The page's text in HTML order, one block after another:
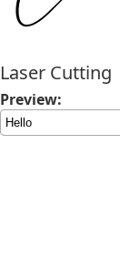
Laser Cutting
Preview: